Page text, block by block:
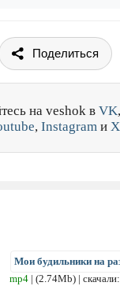
Поделиться
на veshok в VK,
, Instagram и X
Мои будильники на
mp4 | (2.74Mb) |